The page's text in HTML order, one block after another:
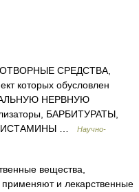
СРЕДСТВА,
которых обусловлен
НЕРВНУЮ
БАРБИТУРАТЫ,
…
Научно-
вещества,
и лекарственные